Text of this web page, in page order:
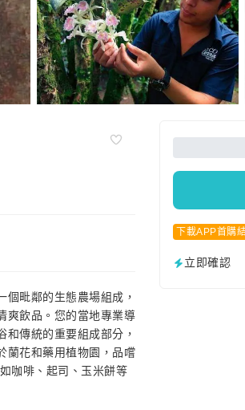
毗鄰的生態農場組成，
爽飲品。您的當地專業導
傳統的重要組成部分，
蘭花和藥用植物園，品嚐
咖啡、起司、玉米餅等
下載APP首購
立即確認